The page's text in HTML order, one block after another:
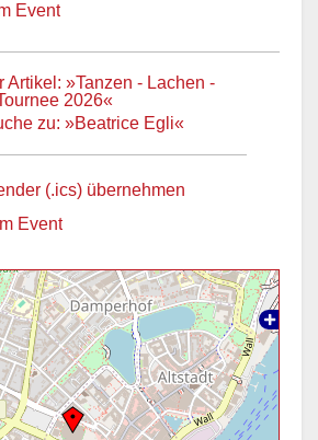
Event
Artikel: »Tanzen - Lachen -
2026«
zu: »Beatrice Egli«
(.ics) übernehmen
Event